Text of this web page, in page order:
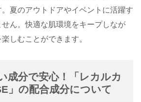
夏のアウトドアやイベントに活躍す
ん。快適な肌環境をキープしなが
しむことができます。
成分で安心！「レカルカ
」の配合成分について